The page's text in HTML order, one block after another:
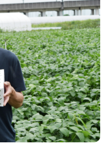
粟島
賀
燕・弥彦
魚沼・南魚沼・湯沢
魚川
デカ盛り・大盛り
鮨
そば・うどん
ビール
払い
長岡・見附 チラシ
ラシ
週末セール
セール
セール